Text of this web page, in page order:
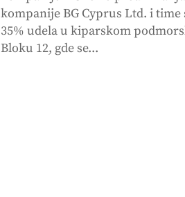
kompanije BG Cyprus Ltd. i time
35% udela u kiparskom
Bloku 12, gde se...